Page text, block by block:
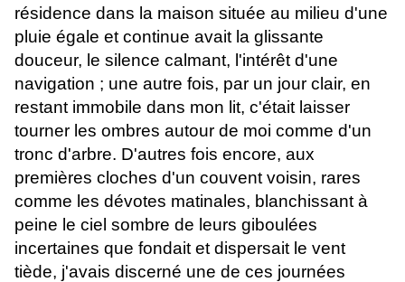
résidence dans la maison située au milieu d'une
pluie égale et continue avait la glissante
douceur, le silence calmant, l'intérêt d'une
navigation ; une autre fois, par un jour clair, en
restant immobile dans mon lit, c'était laisser
tourner les ombres autour de moi comme d'un
tronc d'arbre. D'autres fois encore, aux
premières cloches d'un couvent voisin, rares
comme les dévotes matinales, blanchissant à
peine le ciel sombre de leurs giboulées
incertaines que fondait et dispersait le vent
tiède, j'avais discerné une de ces journées